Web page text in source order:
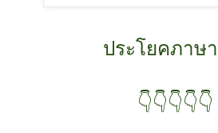
ประโยคภาษ
👇👇👇👇👇